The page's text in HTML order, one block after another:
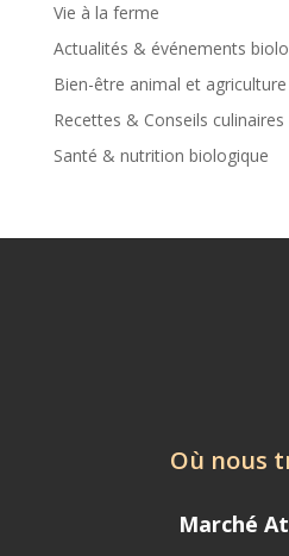
Vie à la ferme
Actualités & événements
Bien-être animal et
Recettes & Conseils culinaires
Santé & nutrition biologique
Où nous
Marché